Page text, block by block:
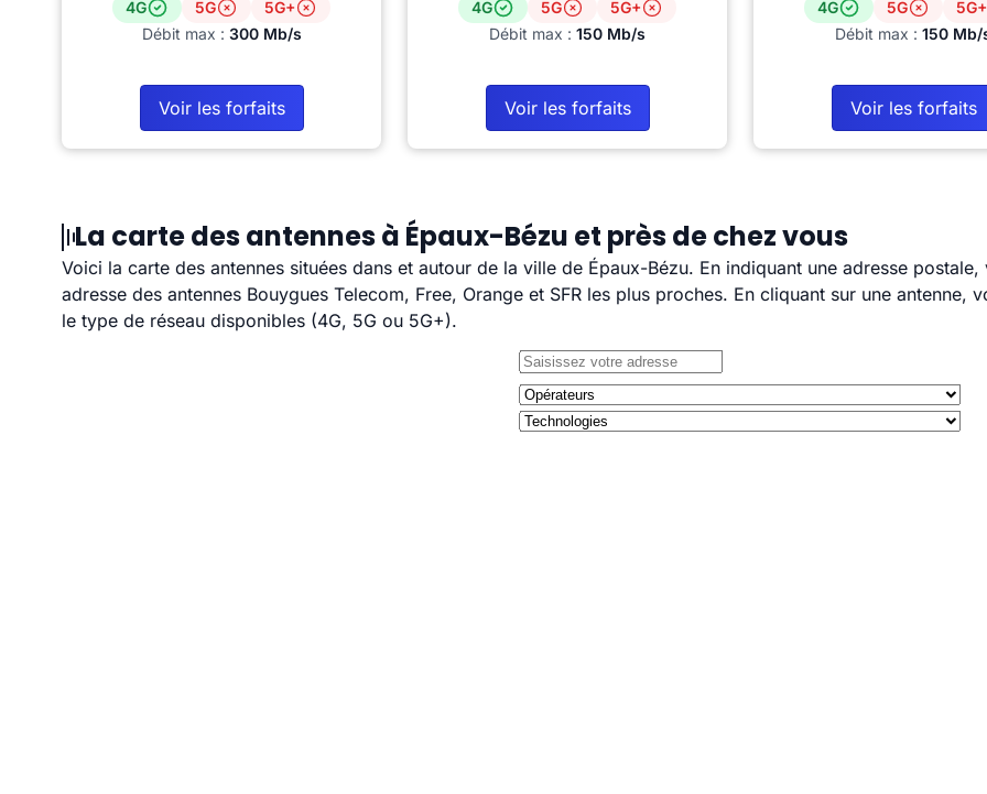
4G 5G
5G+
Débit max : 300 Mb/s
Voir les forfaits
4G 5G
5G+
Débit max : 150 Mb/s
Voir les forfaits
4G 5G
5G+
Débit max : 150 Mb/
Voir les forfaits
La carte des antennes à Épaux-Bézu et près de chez vous
Voici la carte des antennes situées dans et autour de la ville de Épaux-Bézu. En indiquant une adresse
adresse des antennes Bouygues Telecom, Free, Orange et SFR les plus proches. En cliquant sur une
le type de réseau disponibles (4G, 5G ou 5G+).